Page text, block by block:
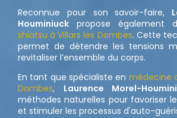
Reconnue pour son savoir-faire,
Houminiuck propose également
shiatsu à Villars les Dombes. Cette
permet de détendre les tensions
revitaliser l’ensemble du corps.
En tant que spécialiste en médecine
Dombes, Laurence Morel-
méthodes naturelles pour favoriser
et stimuler les processus d'auto-